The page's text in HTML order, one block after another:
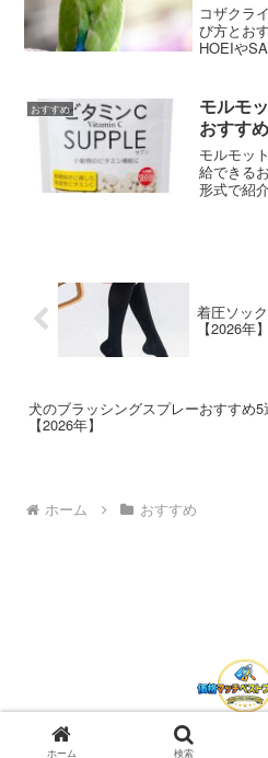
コザクラ
び方とお
HOEIや
おすすめ
モルモ
おすす
モルモッ
給できる
形式で紹
着圧ソッ
【2026年】
犬のブラッシングスプレーおすすめ5
【2026年】
ホーム おすすめ
© 2026 価格マッチ
ホーム 検索